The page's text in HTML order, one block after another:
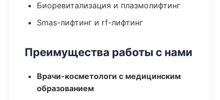
Биоревитализация и плазмолифтинг
Smas-лифтинг и rf-лифтинг
Преимущества работы с нами
Врачи-косметологи с медицинским
образованием